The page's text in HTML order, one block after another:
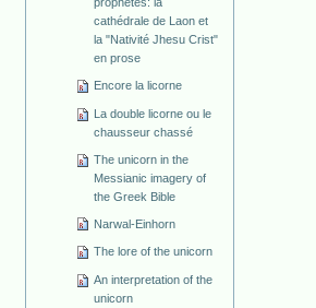
cathédrale de Laon et
la "Nativité Jhesu Crist"
en prose
Encore la licorne
La double licorne ou le
chausseur chassé
The unicorn in the
Messianic imagery of
the Greek Bible
Narwal-Einhorn
The lore of the unicorn
An interpretation of the
unicorn